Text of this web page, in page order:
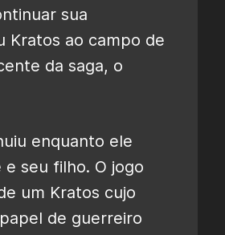
sua
Kratos ao campo de
da saga, o
enquanto ele
seu filho. O jogo
um Kratos cujo
de guerreiro